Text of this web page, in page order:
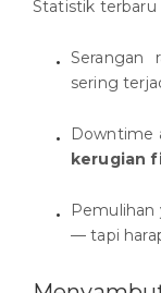
Statistik terbaru
Serangan
sering
Downtime
kerugian
Pemulihan
— tapi